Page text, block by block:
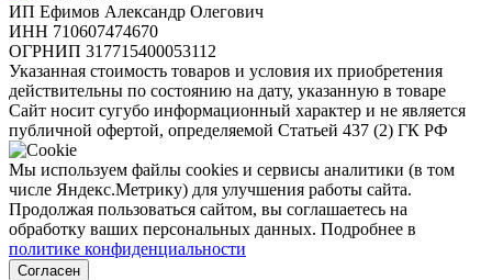
ИП Ефимов Александр Олегович
ИНН 710607474670
ОГРНИП 317715400053112
Указанная стоимость товаров и условия их приобретения
действительны по состоянию на дату, указанную в товаре
Сайт носит сугубо информационный характер и не является
публичной офертой, определяемой Статьей 437 (2) ГК РФ
Мы используем файлы cookies и сервисы аналитики (в том
числе Яндекс.Метрику) для улучшения работы сайта.
Продолжая пользоваться сайтом, вы соглашаетесь на
обработку ваших персональных данных. Подробнее в
политике конфиденциальности
Согласен